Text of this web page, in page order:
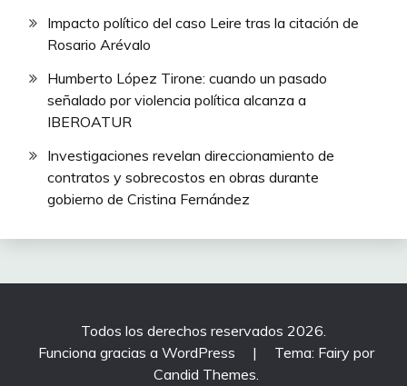
Impacto político del caso Leire tras la citación de
Rosario Arévalo
Humberto López Tirone: cuando un pasado
señalado por violencia política alcanza a
IBEROATUR
Investigaciones revelan direccionamiento de
contratos y sobrecostos en obras durante
gobierno de Cristina Fernández
Todos los derechos reservados 2026.
Funciona gracias a WordPress
|
Tema: Fairy por
Candid Themes